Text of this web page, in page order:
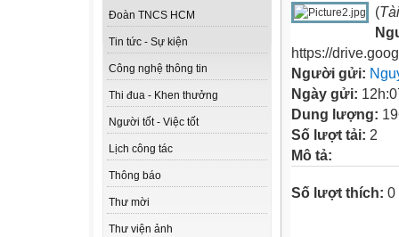
Đoàn TNCS HCM
Tin tức - Sự kiện
Công nghệ thông tin
Thi đua - Khen thưởng
Người tốt - Việc tốt
Lịch công tác
Thông báo
Thư mời
Thư viện ảnh
(
https://
Người gửi:
Ngày gửi:
Dung lượng:
Số lượt tải: 2
Mô tả:
Số lượt thích: 0